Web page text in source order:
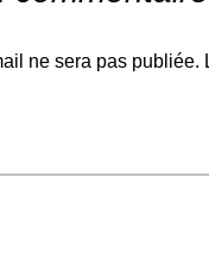
ne sera pas publiée.